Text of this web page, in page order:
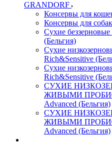
GRANDORF
Консервы для
Консервы для собак
Сухие
(Бельгия)
Сухие
Rich&Sensitive
Сухие
Rich&Sensitive
СУХИЕ
ЖИВЫМИ
Advanced (Бельгия)
СУХИЕ
ЖИВЫМИ
Advanced (Бельгия)